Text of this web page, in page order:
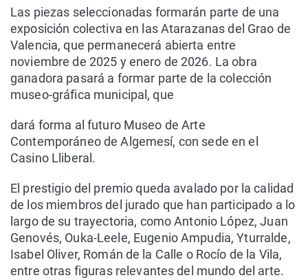
Las piezas seleccionadas formarán parte de una
exposición colectiva en las Atarazanas del Grao de
Valencia, que permanecerá abierta entre
noviembre de 2025 y enero de 2026. La obra
ganadora pasará a formar parte de la colección
museo-gráfica municipal, que
dará forma al futuro Museo de Arte
Contemporáneo de Algemesí, con sede en el
Casino Lliberal.
El prestigio del premio queda avalado por la calidad
de los miembros del jurado que han participado a lo
largo de su trayectoria, como Antonio López, Juan
Genovés, Ouka-Leele, Eugenio Ampudia, Yturralde,
Isabel Oliver, Román de la Calle o Rocío de la Vila,
entre otras figuras relevantes del mundo del arte.